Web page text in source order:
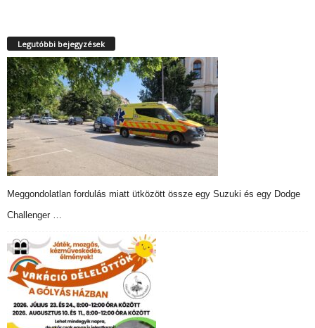
Legutóbbi bejegyzések
Meggondolatlan fordulás miatt ütközött össze egy Suzuki és egy Dodge
Challenger …